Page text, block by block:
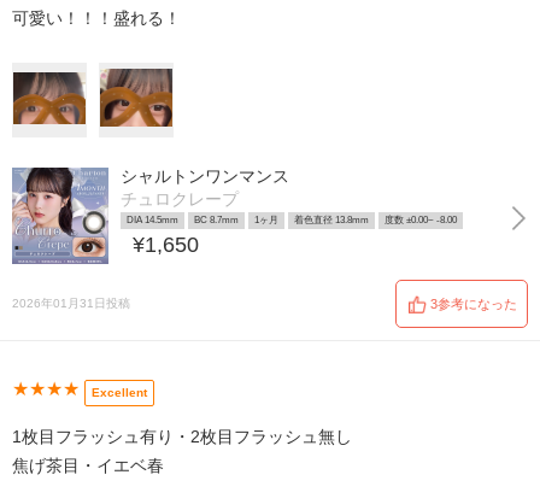
可愛い！！！盛れる！
シャルトンワンマンス
チュロクレープ
DIA 14.5mm BC 8.7mm 1ヶ月 着色直径 13.8mm 度数 ±0.00~ -8.00
¥1,650
2026年01月31日投稿 3参考になった
★★★★ Excellent
1枚目フラッシュ有り・2枚目フラッシュ無し
焦げ茶目・イエベ春